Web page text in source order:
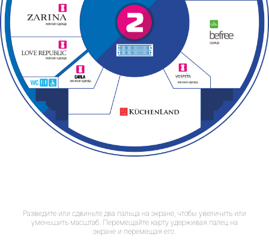
Разведите или сдвиньте два пальца на экране, чтобы увеличить или
уменьшить масштаб. Перемещайте карту удерживая палец на
экране и перемещая его.